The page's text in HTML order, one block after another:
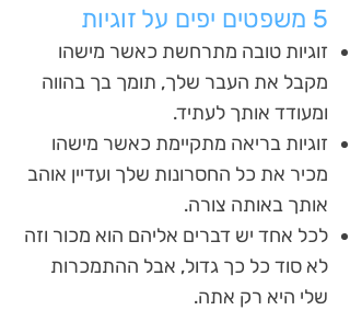
5 משפטים יפים על זוגיות
זוגיות טובה מתרחשת כאשר מישהו
מקבל את העבר שלך, תומך בך בהווה
ומעודד אותך לעתיד.
זוגיות בריאה מתקיימת כאשר מישהו
מכיר את כל החסרונות שלך ועדיין אוהב
אותך באותה צורה.
לכל אחד יש דברים אליהם הוא מכור וזה
לא סוד כל כך גדול, אבל ההתמכרות
שלי היא רק אתה.